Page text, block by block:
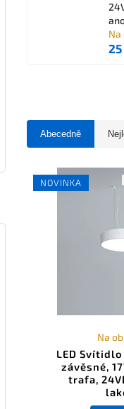
Na
25
Abecedně
NOVINKA
LED Svítidlo
závěsné,
trafa,
Na